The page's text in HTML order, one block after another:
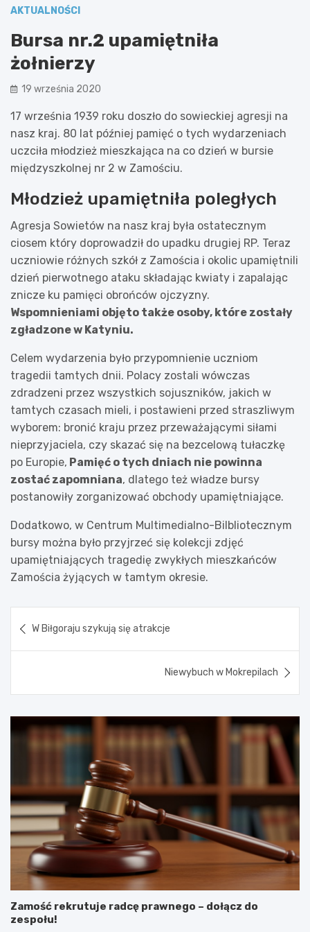
AKTUALNOŚCI
Bursa nr.2 upamiętniła
żołnierzy
19 września 2020
17 września 1939 roku doszło do sowieckiej agresji na
nasz kraj. 80 lat później pamięć o tych wydarzeniach
uczciła młodzież mieszkająca na co dzień w bursie
międzyszkolnej nr 2 w Zamościu.
Młodzież upamiętniła poległych
Agresja Sowietów na nasz kraj była ostatecznym
ciosem który doprowadził do upadku drugiej RP. Teraz
uczniowie różnych szkół z Zamościa i okolic upamiętnili
dzień pierwotnego ataku składając kwiaty i zapalając
znicze ku pamięci obrońców ojczyzny.
Wspomnieniami objęto także osoby, które zostały
zgładzone w Katyniu.
Celem wydarzenia było przypomnienie uczniom
tragedii tamtych dnii. Polacy zostali wówczas
zdradzeni przez wszystkich sojuszników, jakich w
tamtych czasach mieli, i postawieni przed straszliwym
wyborem: bronić kraju przez przeważającymi siłami
nieprzyjaciela, czy skazać się na bezcelową tułaczkę
po Europie, Pamięć o tych dniach nie powinna
zostać zapomniana, dlatego też władze bursy
postanowiły zorganizować obchody upamiętniające.
Dodatkowo, w Centrum Multimedialno-Bilbliotecznym
bursy można było przyjrzeć się kolekcji zdjęć
upamiętniających tragedię zwykłych mieszkańców
Zamościa żyjących w tamtym okresie.
wpisu
W Biłgoraju szykują się atrakcje
Niewybuch w Mokrepilach
Zamość rekrutuje radcę prawnego – dołącz do
zespołu!